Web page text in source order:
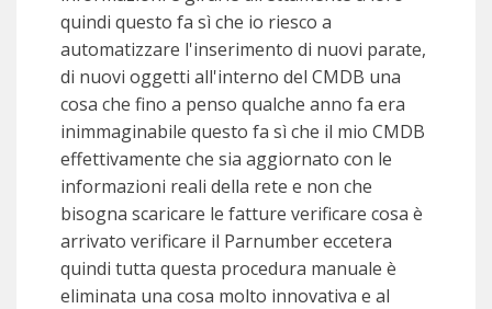
quindi questo fa sì che io riesco a
automatizzare l'inserimento di nuovi parate,
di nuovi oggetti all'interno del CMDB una
cosa che fino a penso qualche anno fa era
inimmaginabile questo fa sì che il mio CMDB
effettivamente che sia aggiornato con le
informazioni reali della rete e non che
bisogna scaricare le fatture verificare cosa è
arrivato verificare il Parnumber eccetera
quindi tutta questa procedura manuale è
eliminata una cosa molto innovativa e al